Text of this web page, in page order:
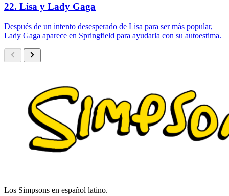
22. Lisa y Lady Gaga
Después de un intento desesperado de Lisa para ser más popular,
Lady Gaga aparece en Springfield para ayudarla con su autoestima.
Los Simpsons en español latino.